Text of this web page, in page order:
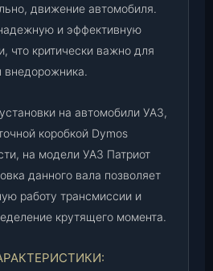
движение автомобиля.
и эффективную
что критически важно для
внедорожника.
на автомобили УАЗ,
коробкой Dymos
на модели УАЗ Патриот
данного вала позволяет
работу трансмиссии и
крутящего момента.